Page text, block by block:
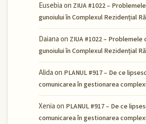
Eusebiaon ZIUA #1022 –
gunoiului în Complexul Rezidențial
Daianaon ZIUA #1022 –
gunoiului în Complexul Rezidențial
Alidaon PLANUL #917 – De ce
comunicarea în gestionarea
Xeniaon PLANUL #917 – De ce
comunicarea în gestionarea